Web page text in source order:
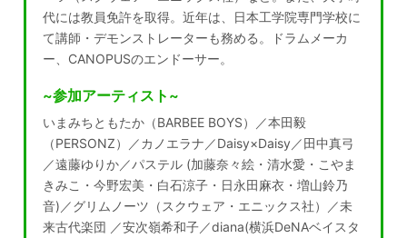
代には教員免許を取得。近年は、日本工学院専門学校に
て講師・デモンストレーターも務める。ドラムメーカ
ー、CANOPUSのエンドーサー。
~参加アーティスト~
いまみちともたか（BARBEE BOYS）／本田毅
（PERSONZ）／カノエラナ／Daisy×Daisy／田中真弓
／遠藤ゆりか／パステル (加藤奈々絵・清水愛・こやま
きみこ・今野宏美・白石涼子・日永田麻衣・増山鈴乃
音)／グリムノーツ（スクウェア・エニックス社）／未
来古代楽団 ／安次嶺希和子／diana(横浜DeNAベイスタ